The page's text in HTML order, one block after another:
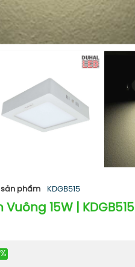
sản phẩm KDGB515
15W |